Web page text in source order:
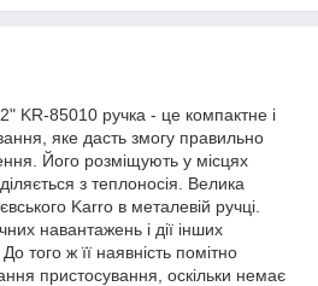
KR-85010 ручка - це компактне і
яке дасть змогу правильно
Його розміщують у місцях
з теплоносія. Велика
Karro в металевій ручці.
навантажень і дії інших
того ж її наявність помітно
пристосування, оскільки немає